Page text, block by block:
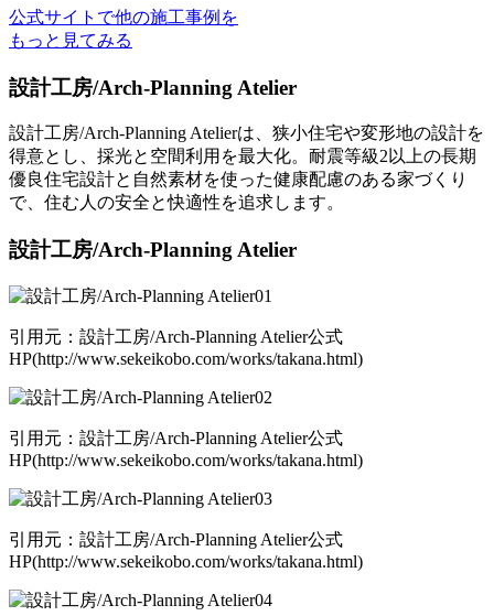
公式サイトで他の施工事例を
もっと見てみる
設計工房/Arch-Planning Atelier
設計工房/Arch-Planning Atelierは、狭小住宅や変形地の設計を
得意とし、採光と空間利用を最大化。耐震等級2以上の長期
優良住宅設計と自然素材を使った健康配慮のある家づくり
で、住む人の安全と快適性を追求します。
設計工房/Arch-Planning Atelier
引用元：設計工房/Arch-Planning Atelier公式
HP(http://www.sekeikobo.com/works/takana.html)
引用元：設計工房/Arch-Planning Atelier公式
HP(http://www.sekeikobo.com/works/takana.html)
引用元：設計工房/Arch-Planning Atelier公式
HP(http://www.sekeikobo.com/works/takana.html)